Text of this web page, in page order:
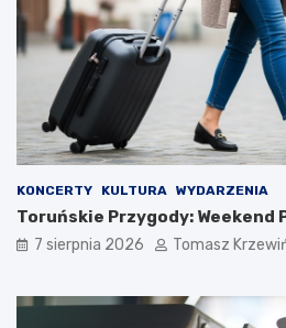
KONCERTY KULTURA WYDARZENIA
Toruńskie Przygody: Weekend
7 sierpnia 2026 Tomasz